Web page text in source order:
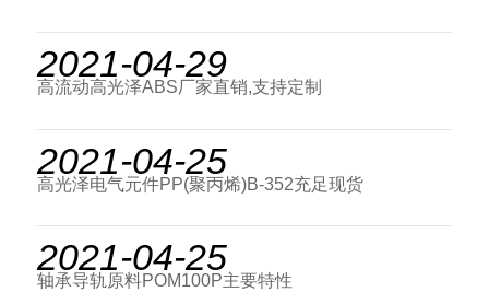
2021-04-29
高流动高光泽ABS厂家直销,支持定制
2021-04-25
高光泽电气元件PP(聚丙烯)B-352充足现货
2021-04-25
轴承导轨原料POM100P主要特性